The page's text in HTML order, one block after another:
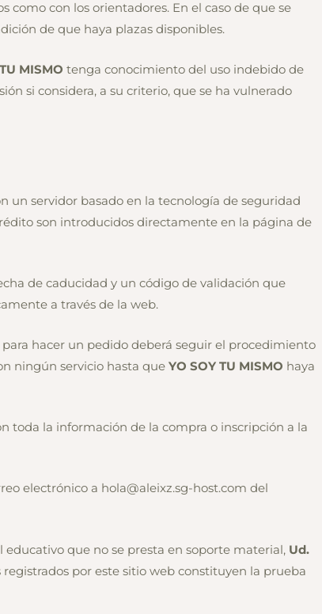
con los orientadores. En el caso de que se
de que haya plazas disponibles.
MISMO tenga conocimiento del uso indebido de
si considera, a su criterio, que se ha vulnerado
un servidor basado en la tecnología de seguridad
son introducidos directamente en la página de
de caducidad y un código de validación que
a través de la web.
hacer un pedido deberá seguir el procedimiento
ningún servicio hasta que YO SOY TU MISMO haya
toda la información de la compra o inscripción a la
electrónico a hola@aleixz.sg-host.com del
educativo que no se presta en soporte material, Ud.
por este sitio web constituyen la prueba